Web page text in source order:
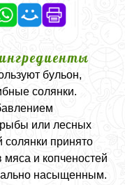
бульон,
солянки.
или лесных
солянки принято
и копченостей
насыщенным.